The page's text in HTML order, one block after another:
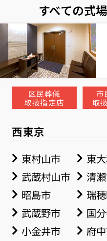
すべての式
区民葬儀
取扱指定店
市
取
西東京
東村山市 東
武蔵村山市
清
昭島市
瑞
武蔵野市
国
小金井市
府